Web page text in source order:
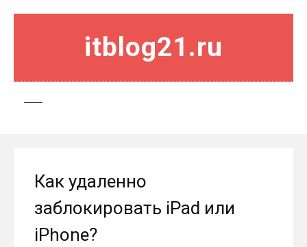
itblog21.ru
Как удаленно
заблокировать iPad или
iPhone?